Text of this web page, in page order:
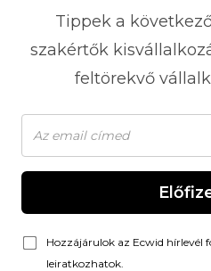
Tippek a
szakértők
feltörekvő
Hozzájárulok az Ecwid hírlevél
leiratkozhatok.